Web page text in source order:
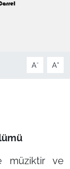
A- A+
müziktir ve